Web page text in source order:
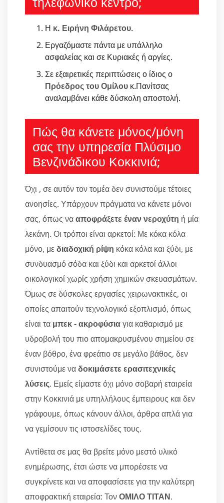
Η κ. Ειρήνη Φιλάρετου.
Εργαζόμαστε πάντα με υπάλληλο
ασφαλείας και σε Κυριακές ή αργίες.
Σε εξαιρετικές περιπτώσεις ο ίδιος ο
Πρόεδρος του Ομίλου κ.Πανίτσας
αναλαμβάνει κάθε δύσκολη αποστολή.
Πώς θα κάνετε μόνος/μόνη
σας την υπηρεσία Πλύσιμο
Βενζινάδικου Κοκκινιά;
Όχι , σε αυτόν τον τομέα δεν συνιστούμε τέτοιες
ανοησίες. Υπάρχουν πράγματα να κάνετε μόνοι
σας, όπως νααποφράξετε έναν νεροχύτη ή μία
λεκάνη. Οι τρόποι είναι αρκετοί: Με κόκα κόλα
μόνο, μεδιαδοχική ρίψη κόκα κόλα και ξύδι, με
συνδυασμό σόδα και ξύδι και αρκετοί άλλοι
οικολογικοί χωρίς χρήση χημικών σκευασμάτων.
Όμως σε δύσκολες εργασίες χειρωνακτικές, οι
οποίες απαιτούν τεχνολογικό εξοπλισμό, όπως
είναι τα μπεκ - ακροφύσιαγια καθαρισμό με
υδροβολή του πιο απομακρυσμένου σημείου σε
έναν βόθρο, ένα φρεάτιο σε μεγάλο βάθος, δεν
συνιστούμε ναδοκιμάσετε ερασιτεχνικές
λύσεις. Εμείς είμαστε όχι μόνο σοβαρή εταιρεία
στην Κοκκινιά με υπηλλήλους έμπειρους και δεν
γράφουμε, όπως κάνουν άλλοι, άρθρα απλά για
να γεμίσουν τις ιστοσελίδες τους.
Αντίθετα σε μας θα βρείτε μόνο μεστό υλικό
ενημέρωσης, έτσι ώστε να μπορέσετε να
συγκρίνετε και να αποφασίσετε για την καλύτερη
αποφρακτική εταιρεία: ΤονΟΜΙΛΟ ΤΙΤΑΝ.